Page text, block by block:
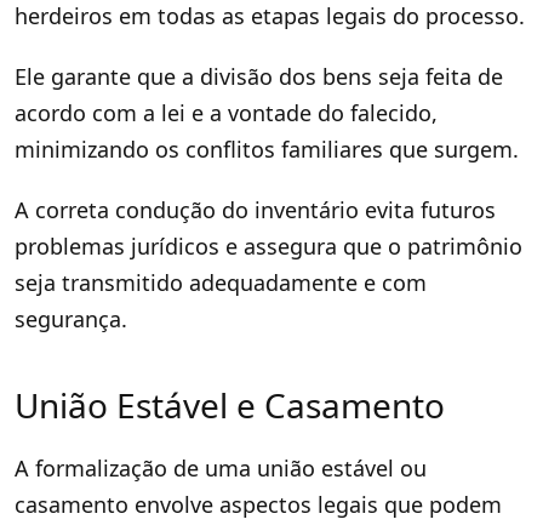
herdeiros em todas as etapas legais do processo.
Ele garante que a divisão dos bens seja feita de
acordo com a lei e a vontade do falecido,
minimizando os conflitos familiares que surgem.
A correta condução do inventário evita futuros
problemas jurídicos e assegura que o patrimônio
seja transmitido adequadamente e com
segurança.
União Estável e Casamento
A formalização de uma união estável ou
casamento envolve aspectos legais que podem